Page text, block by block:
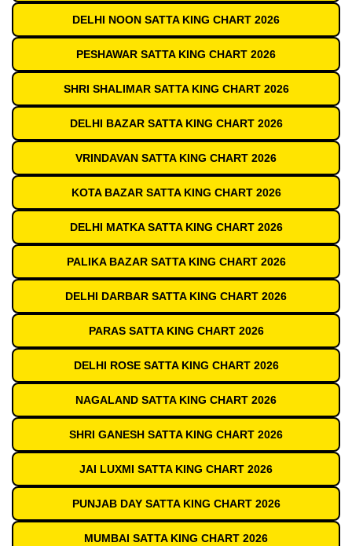
DELHI NOON SATTA KING CHART 2026
PESHAWAR SATTA KING CHART 2026
SHRI SHALIMAR SATTA KING CHART 2026
DELHI BAZAR SATTA KING CHART 2026
VRINDAVAN SATTA KING CHART 2026
KOTA BAZAR SATTA KING CHART 2026
DELHI MATKA SATTA KING CHART 2026
PALIKA BAZAR SATTA KING CHART 2026
DELHI DARBAR SATTA KING CHART 2026
PARAS SATTA KING CHART 2026
DELHI ROSE SATTA KING CHART 2026
NAGALAND SATTA KING CHART 2026
SHRI GANESH SATTA KING CHART 2026
JAI LUXMI SATTA KING CHART 2026
PUNJAB DAY SATTA KING CHART 2026
MUMBAI SATTA KING CHART 2026